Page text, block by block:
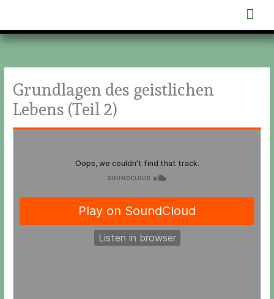
springen
Grundlagen des geistlichen
Lebens (Teil 2)